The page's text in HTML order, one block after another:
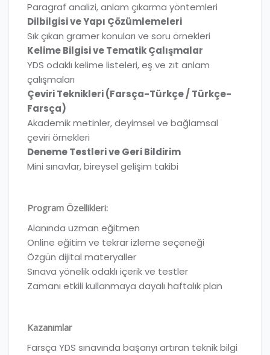
Paragraf analizi, anlam çıkarma yöntemleri
Dilbilgisi ve Yapı Çözümlemeleri
Sık çıkan gramer konuları ve soru örnekleri
Kelime Bilgisi ve Tematik Çalışmalar
YDS odaklı kelime listeleri, eş ve zıt anlam
çalışmaları
Çeviri Teknikleri (Farsça-Türkçe / Türkçe-
Farsça)
Akademik metinler, deyimsel ve bağlamsal
çeviri örnekleri
Deneme Testleri ve Geri Bildirim
Mini sınavlar, bireysel gelişim takibi
Program Özellikleri:
Alanında uzman eğitmen
Online eğitim ve tekrar izleme seçeneği
Özgün dijital materyaller
Sınava yönelik odaklı içerik ve testler
Zamanı etkili kullanmaya dayalı haftalık plan
Kazanımlar
Farsça YDS sınavında başarıyı artıran teknik bilgi